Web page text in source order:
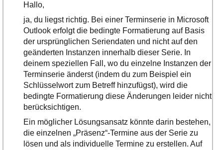
Hallo,
ja, du liegst richtig. Bei einer Terminserie in Microsoft
Outlook erfolgt die bedingte Formatierung auf Basis
der ursprünglichen Seriendaten und nicht auf den
geänderten Instanzen innerhalb dieser Serie. In
deinem speziellen Fall, wo du einzelne Instanzen der
Terminserie änderst (indem du zum Beispiel ein
Schlüsselwort zum Betreff hinzufügst), wird die
bedingte Formatierung diese Änderungen leider nicht
berücksichtigen.
Ein möglicher Lösungsansatz könnte darin bestehen,
die einzelnen „Präsenz“-Termine aus der Serie zu
lösen und als individuelle Termine zu erstellen. Auf